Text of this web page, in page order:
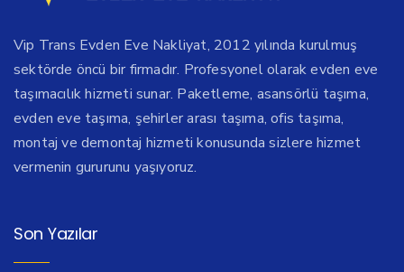
Vip Trans Evden Eve Nakliyat, 2012 yılında kurulmuş
sektörde öncü bir firmadır. Profesyonel olarak evden eve
taşımacılık hizmeti sunar. Paketleme, asansörlü taşıma,
evden eve taşıma, şehirler arası taşıma, ofis taşıma,
montaj ve demontaj hizmeti konusunda sizlere hizmet
vermenin gururunu yaşıyoruz.
Son Yazılar